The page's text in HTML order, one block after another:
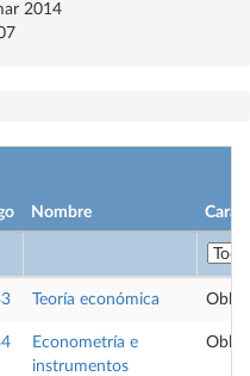
2014
Nombre
Teoría económica
Econometría e
instrumentos